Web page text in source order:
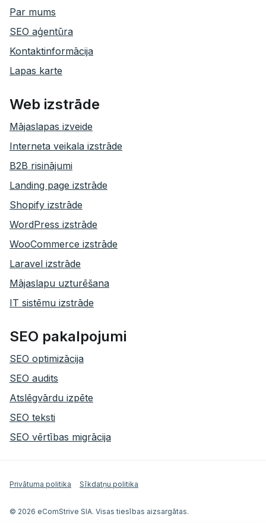
Par mums
SEO aģentūra
Kontaktinformācija
Lapas karte
Web izstrāde
Mājaslapas izveide
Interneta veikala izstrāde
B2B risinājumi
Landing page izstrāde
Shopify izstrāde
WordPress izstrāde
WooCommerce izstrāde
Laravel izstrāde
Mājaslapu uzturēšana
IT sistēmu izstrāde
SEO pakalpojumi
SEO optimizācija
SEO audits
Atslēgvārdu izpēte
SEO teksti
SEO vērtības migrācija
Privātuma politika Sīkdatņu politika
© 2026 eComStrive SIA. Visas tiesības aizsargātas.